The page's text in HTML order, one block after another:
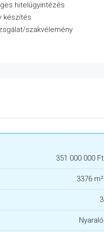
hitelügyintézés
készítés
szakvélemény
351 000 000 Ft
3376 m²
3
Nyaraló